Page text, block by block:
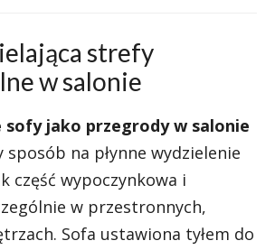
strefy
w salonie
sofy jako przegrody w salonie
na płynne wydzielenie
część wypoczynkowa i
w przestronnych,
Sofa ustawiona tyłem do